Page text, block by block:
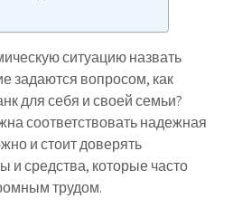
ситуацию назвать
задаются вопросом, как
для себя и своей семьи?
соответствовать надежная
и стоит доверять
и средства, которые часто
трудом.